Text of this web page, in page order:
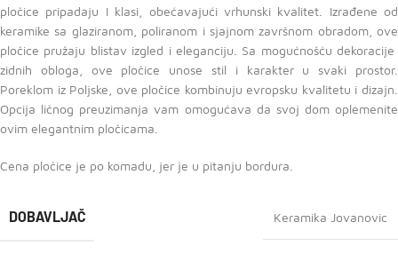
pločice pripadaju I klasi, obećavajući vrhunski kvalitet. Izrađene od
keramike sa glaziranom, poliranom i sjajnom završnom obradom, ove
pločice pružaju blistav izgled i eleganciju. Sa mogućnošću dekoracije
zidnih obloga, ove pločice unose stil i karakter u svaki prostor.
Poreklom iz Poljske, ove pločice kombinuju evropsku kvalitetu i dizajn.
Opcija ličnog preuzimanja vam omogućava da svoj dom oplemenite
ovim elegantnim pločicama.
Cena pločice je po komadu, jer je u pitanju bordura.
DOBAVLJAČ Keramika Jovanovic